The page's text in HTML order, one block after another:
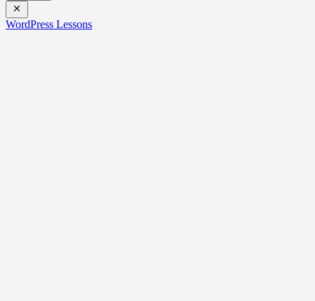
WordPress Lessons